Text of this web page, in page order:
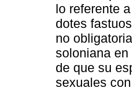
lo referente
dotes
no
soloniana
de que su
sexuales